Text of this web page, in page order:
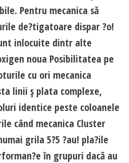
Pentru mecanica să
de?tigatoare dispar ?o!
inlocuite dintr alte
noua Posibilitatea pe
cu ori mecanica
linii ş plata complexe,
identice peste coloanele
când mecanica Cluster
grila 5?5 ?au! pla?ile
în grupuri dacă au